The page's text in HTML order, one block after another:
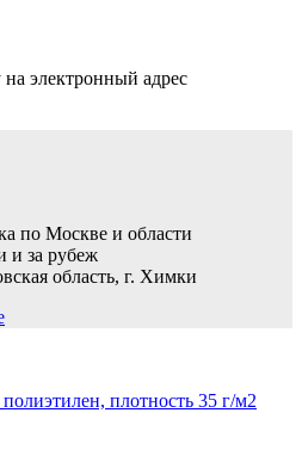
на электронный адрес
по Москве и области
и за рубеж
область, г. Химки
плотность 35 г/м2